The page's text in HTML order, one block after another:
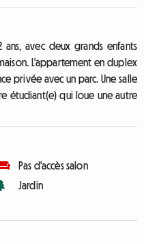
avec deux grands enfants
L'appartement en duplex
privée avec un parc. Une salle
étudiant(e) qui loue une autre
Pas d'accès salon
Jardin